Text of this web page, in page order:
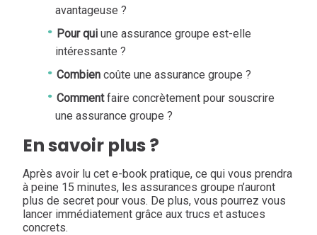
avantageuse ?
Pour qui une assurance groupe est-elle
intéressante ?
Combien coûte une assurance groupe ?
Commentfaire concrètement pour souscrire
une assurance groupe ?
En savoir plus ?
Après avoir lu cet e-book pratique, ce qui vous prendra
à peine 15 minutes, les assurances groupe n’auront
plus de secret pour vous. De plus, vous pourrez vous
lancer immédiatement grâce aux trucs et astuces
concrets.